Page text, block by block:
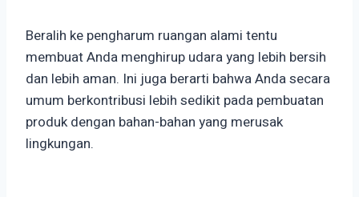
Beralih ke pengharum ruangan alami tentu
membuat Anda menghirup udara yang lebih bersih
dan lebih aman. Ini juga berarti bahwa Anda secara
umum berkontribusi lebih sedikit pada pembuatan
produk dengan bahan-bahan yang merusak
lingkungan.